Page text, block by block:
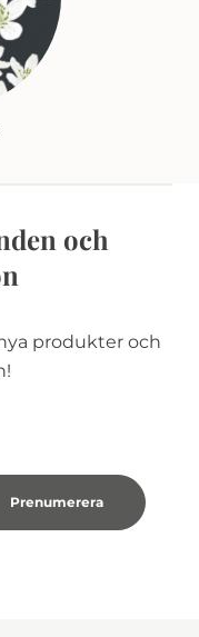
och
produkter och